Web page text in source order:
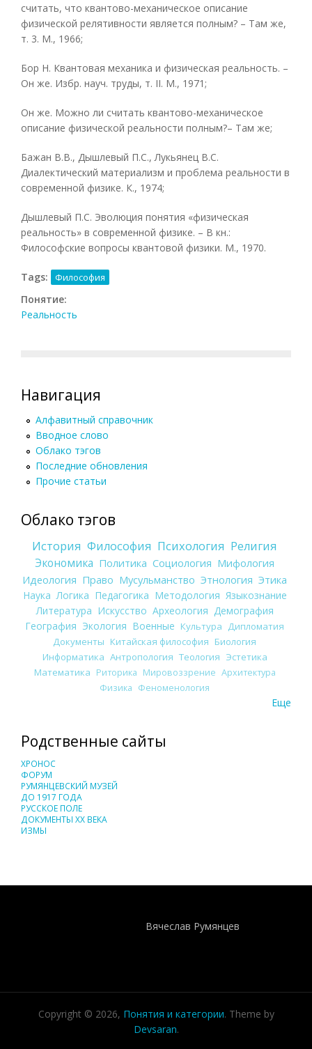
считать, что квантово-механическое описание
физической релятивности является полным? – Там же,
т. 3. М., 1966;
Бор Н. Квантовая механика и физическая реальность. –
Он же. Избр. науч. труды, т. II. М., 1971;
Он же. Можно ли считать квантово-механическое
описание физической реальности полным?– Там же;
Бажан В.В., Дышлевый П.С., Лукьянец В.С.
Диалектический материализм и проблема реальности в
современной физике. К., 1974;
Дышлевый П.С. Эволюция понятия «физическая
реальность» в современной физике. – В кн.:
Философские вопросы квантовой физики. М., 1970.
Tags: Философия
Понятие:
Реальность
Навигация
Алфавитный справочник
Вводное слово
Облако тэгов
Последние обновления
Прочие статьи
Облако тэгов
История Философия Психология Религия
Экономика Политика Социология Мифология
Идеология Право Мусульманство Этнология Этика
Наука Логика Педагогика Методология Языкознание
Литература Искусство Археология Демография
География Экология Военные Культура
Дипломатия
Документы Китайская философия Биология
Информатика Антропология Теология Эстетика
Математика Риторика Мировоззрение Архитектура
Физика Феноменология
Еще
Родственные сайты
ХРОНОС
ФОРУМ
РУМЯНЦЕВСКИЙ МУЗЕЙ
ДО 1917 ГОДА
РУССКОЕ ПОЛЕ
ДОКУМЕНТЫ XX ВЕКА
ИЗМЫ
Вячеслав Румянцев
Copyright © 2026, Понятия и категории. Theme by
Devsaran.